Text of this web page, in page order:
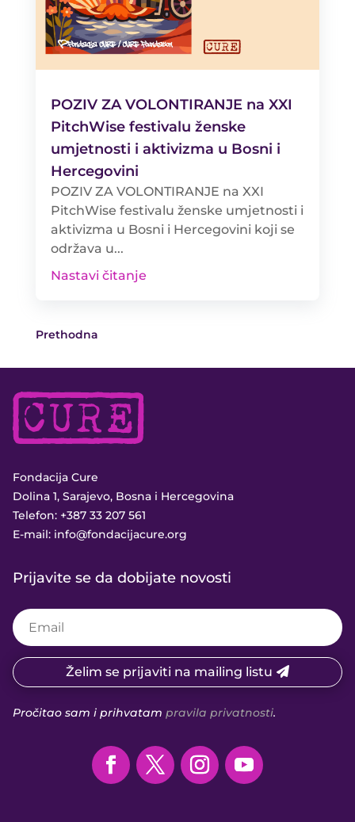
POZIV ZA VOLONTIRANJE na XXI
PitchWise festivalu ženske
umjetnosti i aktivizma u Bosni i
Hercegovini
POZIV ZA VOLONTIRANJE na XXI
PitchWise festivalu ženske umjetnosti i
aktivizma u Bosni i Hercegovini koji se
održava u...
Nastavi čitanje
Prethodna
Fondacija Cure
Dolina 1, Sarajevo, Bosna i Hercegovina
Telefon: +387 33 207 561
E-mail: info@fondacijacure.org
Prijavite se da dobijate novosti
Želim se prijaviti na mailing listu
Pročitao sam i prihvatam pravila privatnosti.